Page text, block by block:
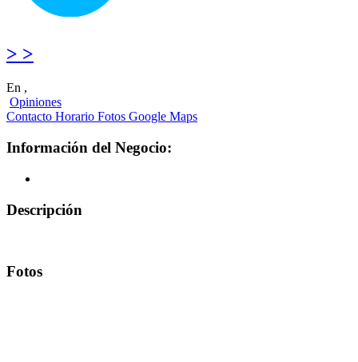
> >
En ,
Opiniones
Contacto Horario Fotos Google Maps
Información del Negocio:
Descripción
Fotos